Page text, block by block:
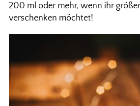
200 ml oder mehr, wenn ihr
verschenken möchtet!